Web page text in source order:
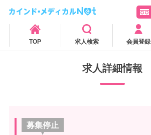
TOP 求人検索 会員登録
求人詳細情報
募集停止